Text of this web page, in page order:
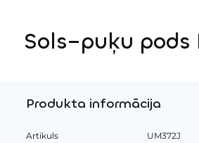
Sols–puķu pods
Produkta informācija
Artikuls
UM372J